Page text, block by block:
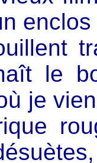
le
je